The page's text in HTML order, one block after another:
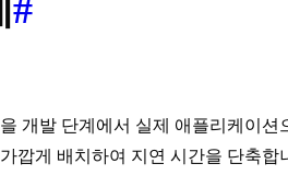
#
개발 단계에서 실제 애플리케이
깝게 배치하여 지연 시간을 단축